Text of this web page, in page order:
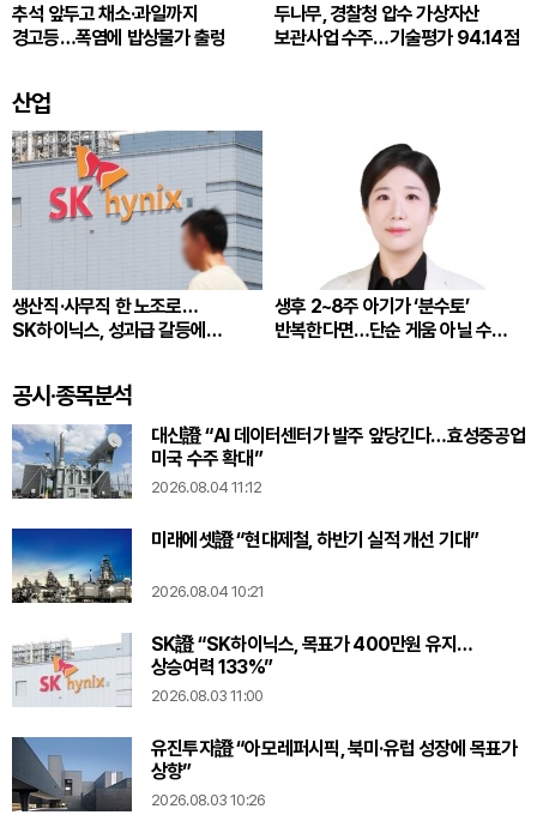
추석 앞두고 채소·과일까지
경고등…폭염에 밥상물가 출렁
두나무, 경찰청 압수 가상자산
보관사업 수주…기술평가 94.14점
산업
생산직·사무직 한 노조로…
SK하이닉스, 성과급 갈등에
생후 2~8주 아기가 ‘분수토’
반복한다면…단순 게움 아닐 수
공시·종목분석
대신證 “AI 데이터센터가 발주 앞당긴다…효성중공업
미국 수주 확대”
2026.08.04 11:12
미래에셋證 “현대제철, 하반기 실적 개선 기대”
2026.08.04 10:21
SK證 “SK하이닉스, 목표가 400만원 유지…
상승여력 133%”
2026.08.03 11:00
유진투자證 “아모레퍼시픽, 북미·유럽 성장에 목표가
상향”
2026.08.03 10:26